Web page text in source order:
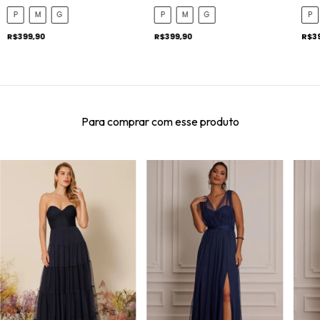
P M G
R$399,90
P M G
R$399,90
P
Para comprar com esse produto